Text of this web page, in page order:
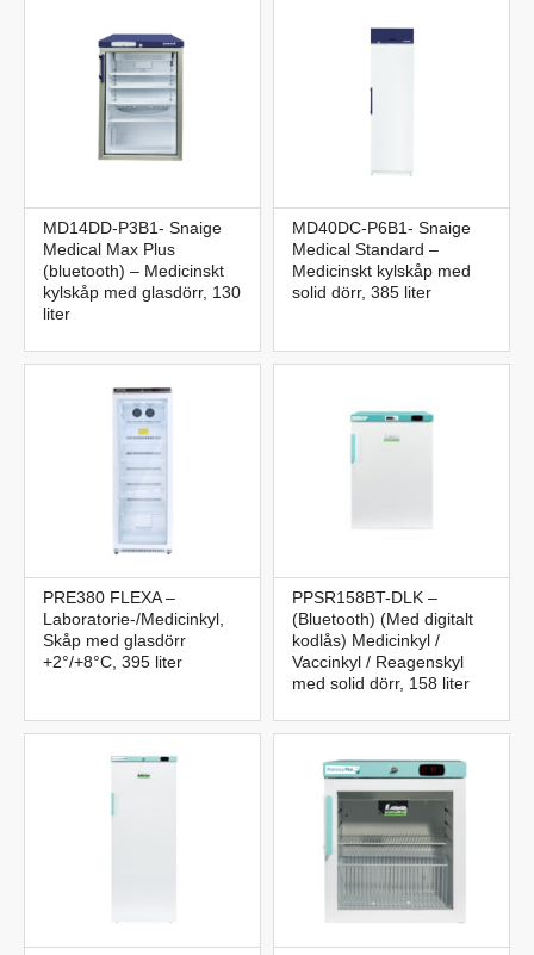
MD14DD-P3B1- Snaige
Medical Max Plus
(bluetooth) – Medicinskt
kylskåp med glasdörr, 130
liter
MD40DC-P6B1- Snaige
Medical Standard –
Medicinskt kylskåp med
solid dörr, 385 liter
PRE380 FLEXA –
Laboratorie-/Medicinkyl,
Skåp med glasdörr
+2°/+8°C, 395 liter
PPSR158BT-DLK –
(Bluetooth) (Med digitalt
kodlås) Medicinkyl /
Vaccinkyl / Reagenskyl
med solid dörr, 158 liter